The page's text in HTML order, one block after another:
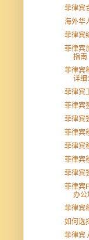
菲律宾
海外华
菲律宾
菲律宾
指南
菲律宾
详细
菲律宾
菲律宾
菲律宾
菲律宾
菲律宾
菲律宾
菲律宾
菲律宾
办公
菲律宾
如何选
菲律宾